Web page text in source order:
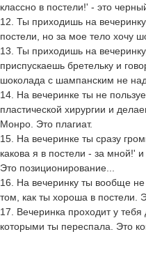
классно в постели!' - это
12. Ты приходишь на
постели, но за мое тело хочу
13. Ты приходишь на
приспускаешь бретельку и
шоколада с шампанским не
14. На вечеринке ты не
пластической хирургии и
Монро. Это плагиат.
15. На вечеринке ты сразу
какова я в постели - за мной!'
Это позиционирование...
16. На вечеринку ты вообще
том, как ты хороша в постели.
17. Вечеринка проходит у
которыми ты переспала. Это